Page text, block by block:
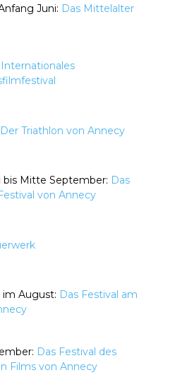
Juni: Das Mittelalter
Internationales
Der Triathlon von Annecy
bis Mitte September: Das
von Annecy
im August: Das Festival am
Das Festival des
Films von Annecy